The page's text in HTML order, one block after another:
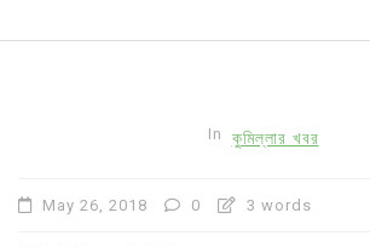
In কুমিল্লার খবর
May 26, 2018 0 3 words